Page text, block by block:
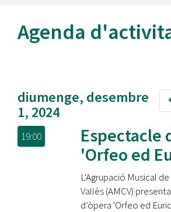
Agenda
diumenge, desembre
1, 2024
19:00
Espectacle
'Orfeo ed
L'Agrupació Musical
Vallès (AMCV)
d’òpera 'Orfeo ed